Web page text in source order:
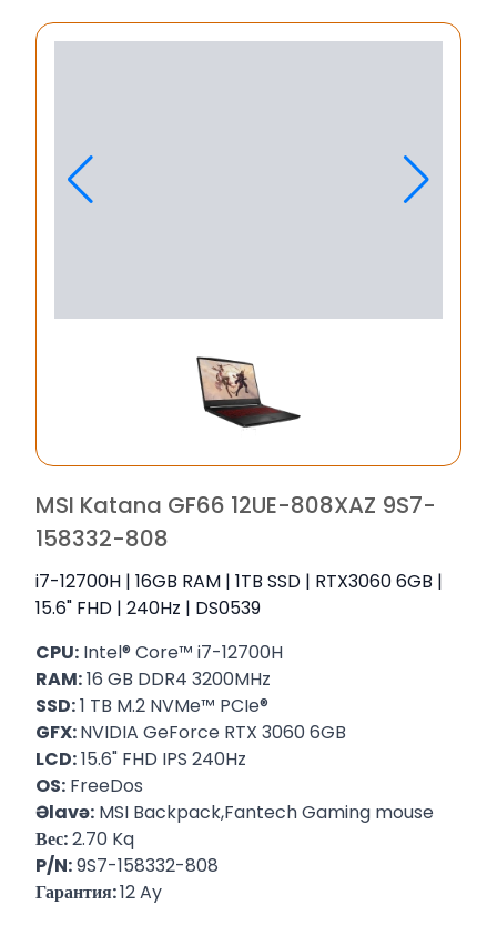
MSI Katana GF66 12UE-808XAZ 9S7-
158332-808
i7-12700H | 16GB RAM | 1TB SSD | RTX3060 6GB |
15.6" FHD | 240Hz | DS0539
CPU: Intel® Core™ i7-12700H
RAM:16 GB DDR4 3200MHz
SSD:1 TB M.2 NVMe™ PCIe®
GFX:NVIDIA GeForce RTX 3060 6GB
LCD:15.6" FHD IPS 240Hz
OS: FreeDos
Əlavə: MSI Backpack,Fantech Gaming mouse
Вес:2.70 Kq
P/N:9S7-158332-808
Гарантия:12 Ay